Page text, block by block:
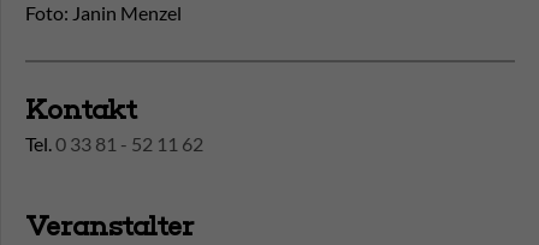
Foto: Janin Menzel
Kontakt
Tel.0 33 81 - 52 11 62
Veranstalter